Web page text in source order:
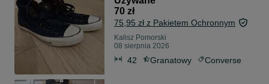
70 zł
75,95 zł z Pakietem Ochronnym
Kalisz Pomorski
08 sierpnia 2026
42 Granatowy Converse